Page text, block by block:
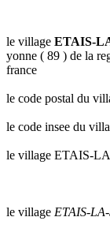
le village ETAIS-
yonne ( 89 ) de la
france
le code postal du
le code insee du
le village ETAIS-
le village ETAIS-